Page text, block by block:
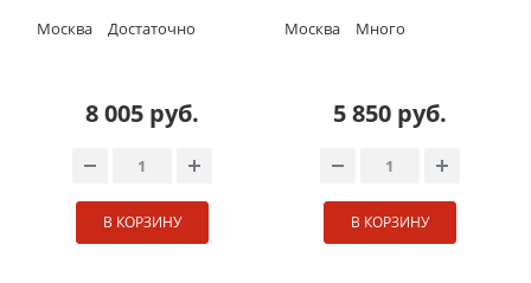
Москва Достаточно
8 005 руб.
В КОРЗИНУ
Москва Много
5 850 руб.
В КОРЗИНУ